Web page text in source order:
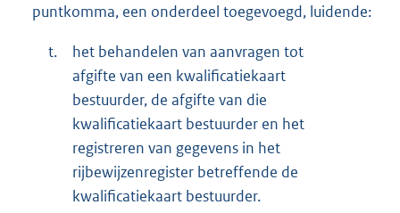
puntkomma, een onderdeel toegevoegd, luidende:
t.
het behandelen van aanvragen tot
afgifte van een kwalificatiekaart
bestuurder, de afgifte van die
kwalificatiekaart bestuurder en het
registreren van gegevens in het
rijbewijzenregister betreffende de
kwalificatiekaart bestuurder.